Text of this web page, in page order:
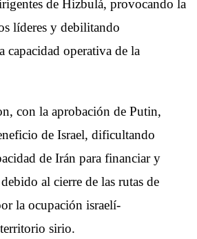
de Hizbulá, provocando la
líderes y debilitando
capacidad operativa de la
con la aprobación de Putin,
de Israel, dificultando
de Irán para financiar y
al cierre de las rutas de
la ocupación israelí-
sirio.